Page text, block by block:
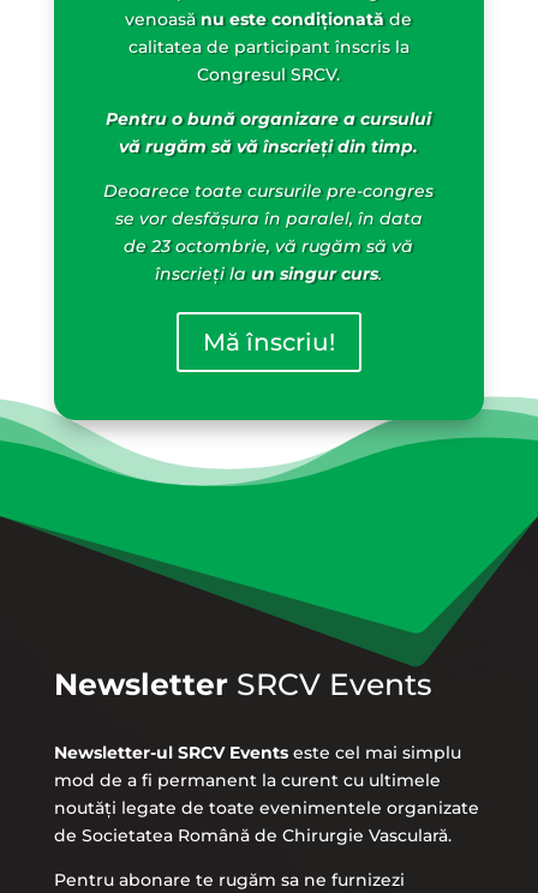
venoasă nu este condiționatăde
calitatea de participant înscris la
Congresul SRCV.
Pentru o bună organizare a cursului
vă rugăm să vă înscrieți din timp.
Deoarece toate cursurile pre-congres
se vor desfășura în paralel, în data
de 23 octombrie, vă rugăm să vă
înscrieți laun singur curs.
Mă înscriu!
NewsletterSRCV Events
Newsletter-ul SRCV Eventseste cel mai simplu
mod de a fi permanent la curent cu ultimele
noutăți legate de toate evenimentele organizate
de Societatea Română de Chirurgie Vasculară.
Pentru abonare te rugăm sa ne furnizezi